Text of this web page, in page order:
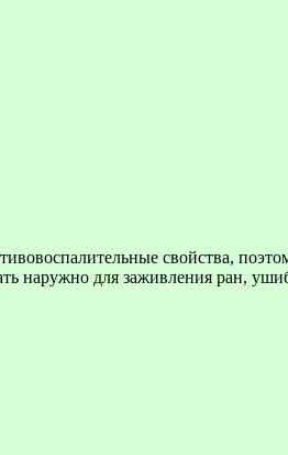
свойства,
наружно для заживления ран,